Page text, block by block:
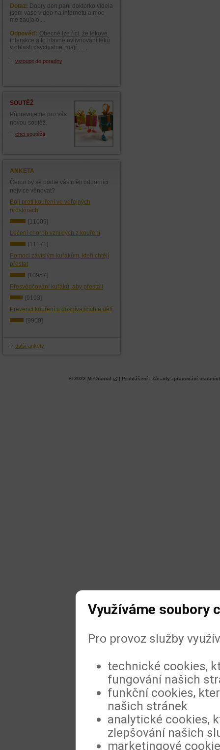
Dotaz: Dobry den,pani doktorko videla
jsem vase video na internetu a moc
me zaujalo....
Odpověď: Obecně lze říci, že lékové
interakce a to hlavně ovlivňování léků
v oblasti psychiatrie, mají ......
vstoupit do poradny
SOUTĚŽ
Připravujeme pro vás
novou soutěž.
chci soutěžit
ANKETA
Čemu by se podle vás měli odborníci
nejvíce věnovat?
Boji proti kouření ve veřejných
prostorách
[11009]
Léčení chorob vzniklých z kouření
[11171]
Pomoci závislým kuřákům, kteří chtějí
přestat
[10957]
Přesvědčování kuřáků, aby přestali
[9193]
Prevenci kouření u dospívajících a dětí
[9900]
další ankety
© 2022 MeDitorial | Prohlášení| Zásady zpracování
Využíváme soubory
Pro provoz služby
technické cookies,
fungování našich
funkční cookies,
našich stránek
analytické cookies,
zlepšování našich
marketingové